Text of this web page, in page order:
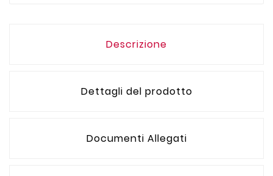
Descrizione
Dettagli del prodotto
Documenti Allegati